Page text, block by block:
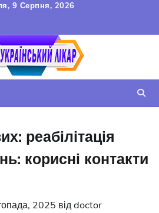
9 Серпня, 2026
КОРИСТУВАЧА
реабілітація
корисні контакти
2025 від doctor